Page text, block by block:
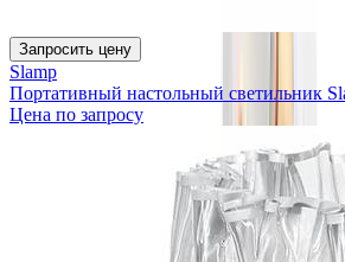
Запросить цену
Slamp
Портативный настольный светильник
Цена по запросу